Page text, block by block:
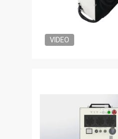
VIDEO